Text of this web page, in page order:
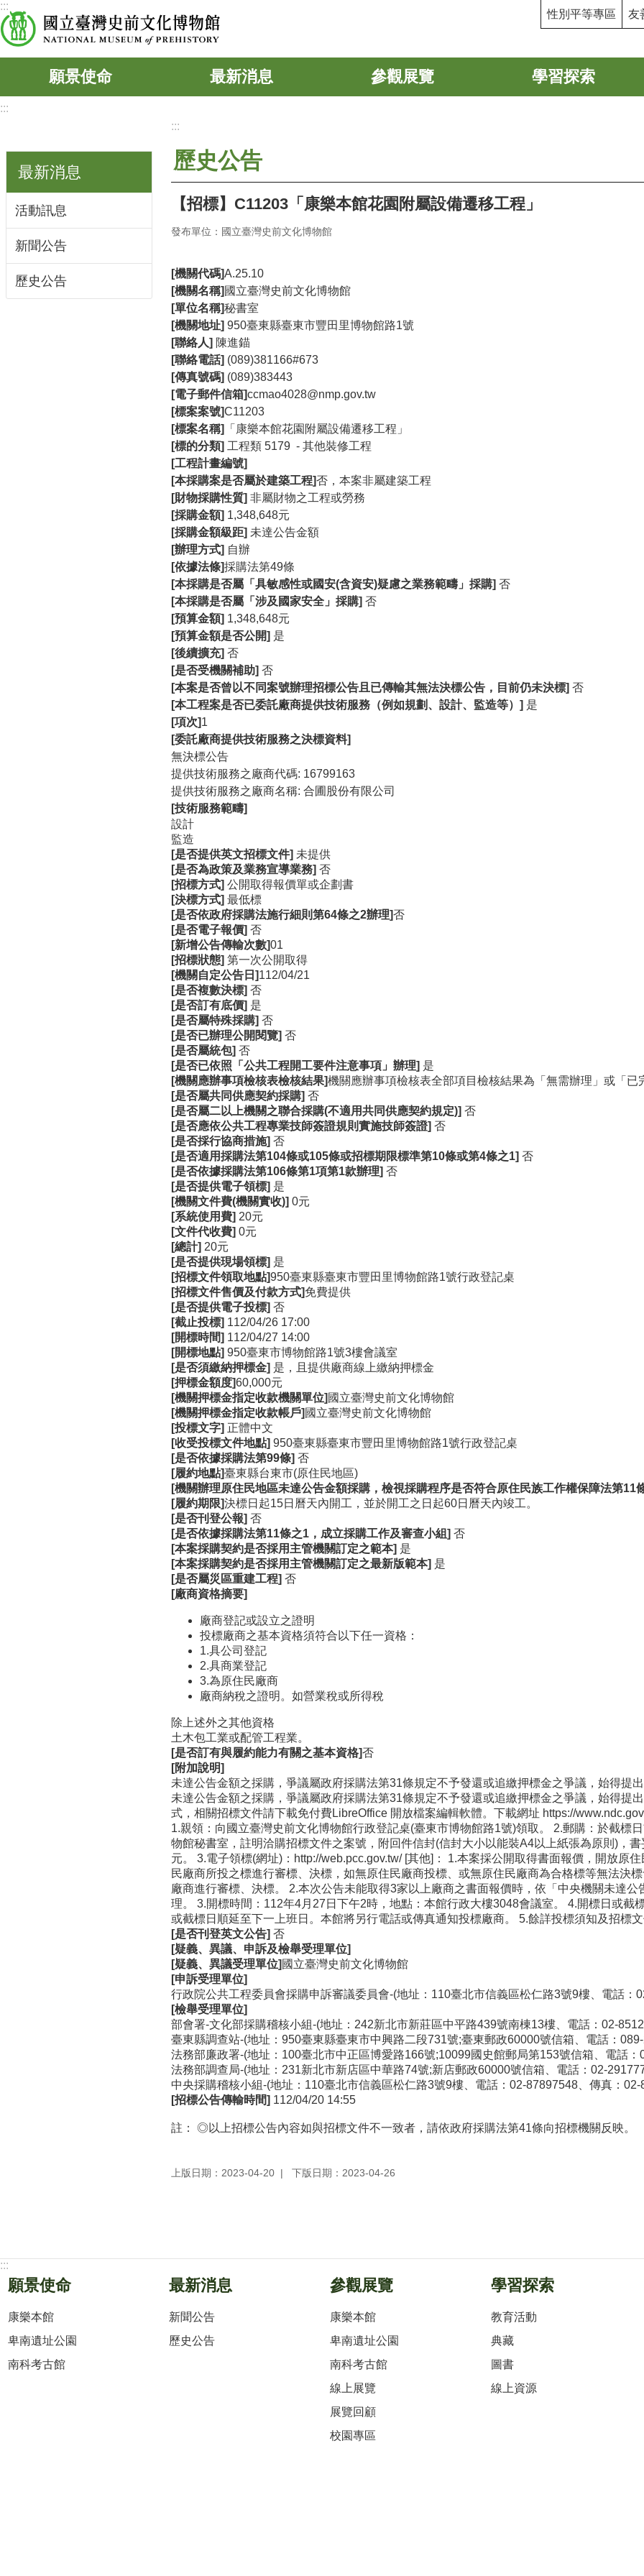
跳到主要內容區塊
:::
性別平等專區 友
願景使命 最新消息 參觀展覽 學習探索
:::
最新消息
活動訊息
新聞公告
歷史公告
:::
歷史公告
【招標】C11203「康樂本館花園附屬設備遷移工程」
發布單位：國立臺灣史前文化博物館
[機關代碼]A.25.10
[機關名稱] 國立臺灣史前文化博物館
[單位名稱]秘書室
[機關地址] 950臺東縣臺東市豐田里博物館路1號
[聯絡人] 陳進錨
[聯絡電話] (089)381166#673
[傳真號碼] (089)383443
[電子郵件信箱]ccmao4028@nmp.gov.tw
[標案案號]C11203
[標案名稱]
「康樂本館花園附屬設備遷移工程」
[標的分類] 工程類 5179 - 其他裝修工程
[工程計畫編號]
[本採購案是否屬於建築工程]否，本案非屬建築工程
[財物採購性質] 非屬財物之工程或勞務
[採購金額] 1,348,648元
[採購金額級距] 未達公告金額
[辦理方式] 自辦
[依據法條]採購法第49條
[本採購是否屬「具敏感性或國安(含資安)疑慮之業務範疇」採購] 否
[本採購是否屬「涉及國家安全」採購] 否
[預算金額] 1,348,648元
[預算金額是否公開] 是
[後續擴充] 否
[是否受機關補助] 否
[本案是否曾以不同案號辦理招標公告且已傳輸其無法決標公告，目前仍未決標] 否
[本工程案是否已委託廠商提供技術服務（例如規劃、設計、監造等）] 是
[項次]1
[委託廠商提供技術服務之決標資料]
無決標公告
提供技術服務之廠商代碼: 16799163
提供技術服務之廠商名稱: 合圃股份有限公司
[技術服務範疇]
設計
監造
[是否提供英文招標文件] 未提供
[是否為政策及業務宣導業務] 否
[招標方式] 公開取得報價單或企劃書
[決標方式] 最低標
[是否依政府採購法施行細則第64條之2辦理]否
[是否電子報價] 否
[新增公告傳輸次數]01
[招標狀態] 第一次公開取得
[機關自定公告日]112/04/21
[是否複數決標] 否
[是否訂有底價] 是
[是否屬特殊採購] 否
[是否已辦理公開閱覽] 否
[是否屬統包] 否
[是否已依照「公共工程開工要件注意事項」辦理] 是
[機關應辦事項檢核表檢核結果]機關應辦事項檢核表全部項目檢核結果為「無需辦理」或「已
[是否屬共同供應契約採購] 否
[是否屬二以上機關之聯合採購(不適用共同供應契約規定)] 否
[是否應依公共工程專業技師簽證規則實施技師簽證] 否
[是否採行協商措施] 否
[是否適用採購法第104條或105條或招標期限標準第10條或第4條之1] 否
[是否依據採購法第106條第1項第1款辦理] 否
[是否提供電子領標] 是
[機關文件費(機關實收)] 0元
[系統使用費] 20元
[文件代收費] 0元
[總計] 20元
[是否提供現場領標] 是
[招標文件領取地點]950臺東縣臺東市豐田里博物館路1號行政登記桌
[招標文件售價及付款方式]免費提供
[是否提供電子投標] 否
[截止投標] 112/04/26 17:00
[開標時間] 112/04/27 14:00
[開標地點] 950臺東市博物館路1號3樓會議室
[是否須繳納押標金] 是，且提供廠商線上繳納押標金
[押標金額度]60,000元
[機關押標金指定收款機關單位] 國立臺灣史前文化博物館
[機關押標金指定收款帳戶] 國立臺灣史前文化博物館
[投標文字] 正體中文
[收受投標文件地點] 950臺東縣臺東市豐田里博物館路1號行政登記桌
[是否依據採購法第99條] 否
[履約地點]臺東縣台東市(原住民地區)
[機關辦理原住民地區未達公告金額採購，檢視採購程序是否符合原住民族工作權保障法第11
[履約期限]決標日起15日曆天內開工，並於開工之日起60日曆天內竣工。
[是否刊登公報] 否
[是否依據採購法第11條之1，成立採購工作及審查小組] 否
[本案採購契約是否採用主管機關訂定之範本] 是
[本案採購契約是否採用主管機關訂定之最新版範本] 是
[是否屬災區重建工程] 否
[廠商資格摘要]
廠商登記或設立之證明
投標廠商之基本資格須符合以下任一資格：
1.具公司登記
2.具商業登記
3.為原住民廠商
廠商納稅之證明。如營業稅或所得稅
除上述外之其他資格
土木包工業或配管工程業。
[是否訂有與履約能力有關之基本資格]否
[附加說明]
未達公告金額之採購，爭議屬政府採購法第31條規定不予發還或追繳押標金之爭議，始得提
未達公告金額之採購，爭議屬政府採購法第31條規定不予發還或追繳押標金之爭議，始得提
式，相關招標文件請下載免付費LibreOffice 開放檔案編輯軟體。下載網址 https://
1.親領：向國立臺灣史前文化博物館行政登記桌(臺東市博物館路1號)領取。 2.郵購：於截標
物館秘書室，註明洽購招標文件之案號，附回件信封(信封大小以能裝A4以上紙張為原則)，
元。 3.電子領標(網址)：http://web.pcc.gov.tw/ [其他]： 1.本案採公開取得書面報價，開放原
民廠商所投之標進行審標、決標，如無原住民廠商投標、或無原住民廠商為合格標等無法決
廠商進行審標、決標。 2.本次公告未能取得3家以上廠商之書面報價時，依「中央機關未達
理。 3.開標時間：112年4月27日下午2時，地點：本館行政大樓3048會議室。 4.開標日或
或截標日順延至下一上班日。本館將另行電話或傳真通知投標廠商。 5.餘詳投標須知及招標
[是否刊登英文公告] 否
[疑義、異議、申訴及檢舉受理單位]
[疑義、異議受理單位] 國立臺灣史前文化博物館
[申訴受理單位]
行政院公共工程委員會採購申訴審議委員會-(地址：110臺北市信義區松仁路3號9樓、電話：
[檢舉受理單位]
部會署-文化部採購稽核小組-(地址：242新北市新莊區中平路439號南棟13樓、電話：02-
臺東縣調查站-(地址：950臺東縣臺東市中興路二段731號;臺東郵政60000號信箱、電話：
法務部廉政署-(地址：100臺北市中正區博愛路166號;10099國史館郵局第153號信箱、電話
法務部調查局-(地址：231新北市新店區中華路74號;新店郵政60000號信箱、電話：02-
中央採購稽核小組-(地址：110臺北市信義區松仁路3號9樓、電話：02-87897548、傳真：02-
[招標公告傳輸時間] 112/04/20 14:55
註： ◎以上招標公告內容如與招標文件不一致者，請依政府採購法第41條向招標機關反映。
上版日期：2023-04-20 下版日期：2023-04-26
:::
願景使命
康樂本館
卑南遺址公園
南科考古館
最新消息
新聞公告
歷史公告
參觀展覽
康樂本館
卑南遺址公園
南科考古館
線上展覽
展覽回顧
校園專區
學習探索
教育活動
典藏
圖書
線上資源